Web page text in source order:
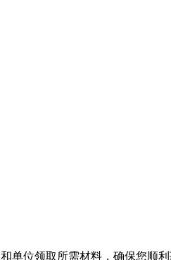
单位领取所需材料，确保您顺利